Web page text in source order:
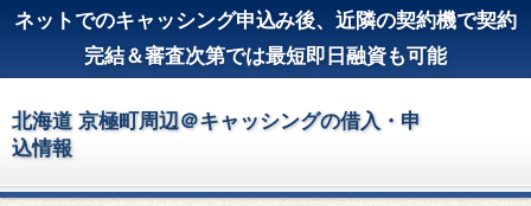
ネットでのキャッシング申込み後、近隣の契約機で契約
完結＆審査次第では最短即日融資も可能
北海道 京極町周辺＠キャッシングの借入・申
込情報